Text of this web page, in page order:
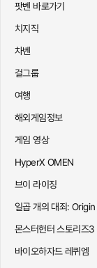
팟벤 바로가기
치지직
차벤
걸그룹
여행
해외게임정보
게임 영상
HyperX OMEN
브이 라이징
일곱 개의 대죄: Origin
몬스터헌터 스토리즈3
바이오하자드 레퀴엠